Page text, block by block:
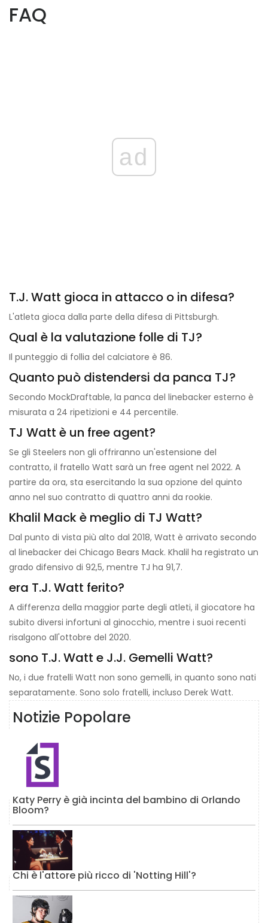
FAQ
ad
T.J. Watt gioca in attacco o in difesa?
L'atleta gioca dalla parte della difesa di Pittsburgh.
Qual è la valutazione folle di TJ?
Il punteggio di follia del calciatore è 86.
Quanto può distendersi da panca TJ?
Secondo MockDraftable, la panca del linebacker esterno è
misurata a 24 ripetizioni e 44 percentile.
TJ Watt è un free agent?
Se gli Steelers non gli offriranno un'estensione del
contratto, il fratello Watt sarà un free agent nel 2022. A
partire da ora, sta esercitando la sua opzione del quinto
anno nel suo contratto di quattro anni da rookie.
Khalil Mack è meglio di TJ Watt?
Dal punto di vista più alto dal 2018, Watt è arrivato secondo
al linebacker dei Chicago Bears Mack. Khalil ha registrato un
grado difensivo di 92,5, mentre TJ ha 91,7.
era T.J. Watt ferito?
A differenza della maggior parte degli atleti, il giocatore ha
subito diversi infortuni al ginocchio, mentre i suoi recenti
risalgono all'ottobre del 2020.
sono T.J. Watt e J.J. Gemelli Watt?
No, i due fratelli Watt non sono gemelli, in quanto sono nati
separatamente. Sono solo fratelli, incluso Derek Watt.
Notizie Popolare
Katy Perry è già incinta del bambino di Orlando
Bloom?
Chi è l'attore più ricco di 'Notting Hill'?